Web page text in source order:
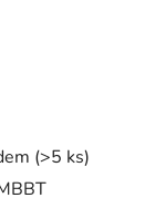
(>5 ks)